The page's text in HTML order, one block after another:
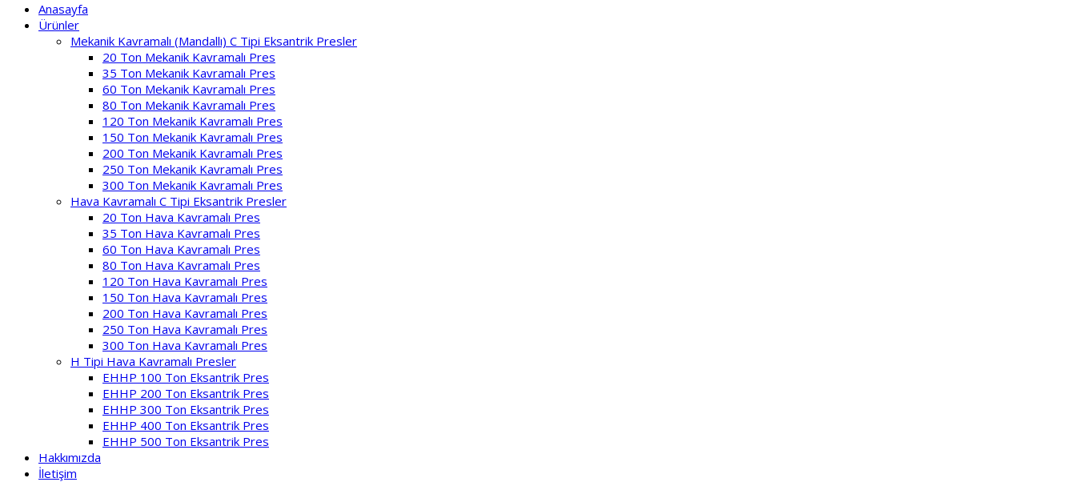
Anasayfa
Ürünler
Mekanik Kavramalı (Mandallı) C Tipi Eksantrik Presler
20 Ton Mekanik Kavramalı Pres
35 Ton Mekanik Kavramalı Pres
60 Ton Mekanik Kavramalı Pres
80 Ton Mekanik Kavramalı Pres
120 Ton Mekanik Kavramalı Pres
150 Ton Mekanik Kavramalı Pres
200 Ton Mekanik Kavramalı Pres
250 Ton Mekanik Kavramalı Pres
300 Ton Mekanik Kavramalı Pres
Hava Kavramalı C Tipi Eksantrik Presler
20 Ton Hava Kavramalı Pres
35 Ton Hava Kavramalı Pres
60 Ton Hava Kavramalı Pres
80 Ton Hava Kavramalı Pres
120 Ton Hava Kavramalı Pres
150 Ton Hava Kavramalı Pres
200 Ton Hava Kavramalı Pres
250 Ton Hava Kavramalı Pres
300 Ton Hava Kavramalı Pres
H Tipi Hava Kavramalı Presler
EHHP 100 Ton Eksantrik Pres
EHHP 200 Ton Eksantrik Pres
EHHP 300 Ton Eksantrik Pres
EHHP 400 Ton Eksantrik Pres
EHHP 500 Ton Eksantrik Pres
Hakkımızda
İletişim